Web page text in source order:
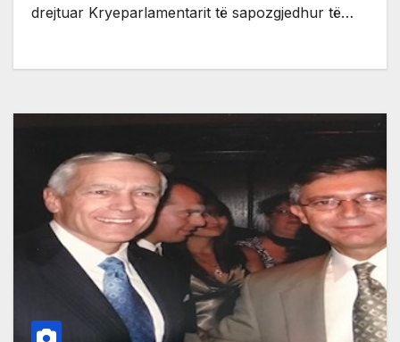
drejtuar Kryeparlamentarit të sapozgjedhur të…